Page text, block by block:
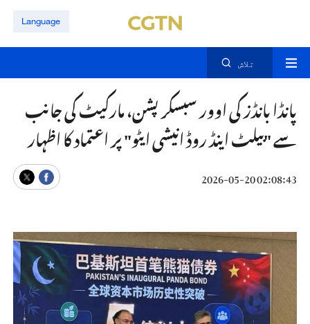
Language
تلاش
پانڈا بانڈز کی اوور سبسکرپشن، مارکیٹ کی جانب
سے "بیلٹ اینڈ روڈ انیشی ایٹو" پر اعتماد کا اظہار
02:08:43 2026-05-20